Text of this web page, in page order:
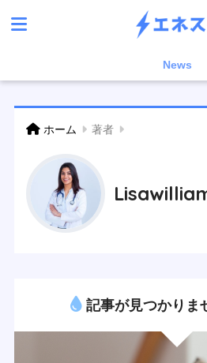
News
ホーム 著者
記事が見つかりま